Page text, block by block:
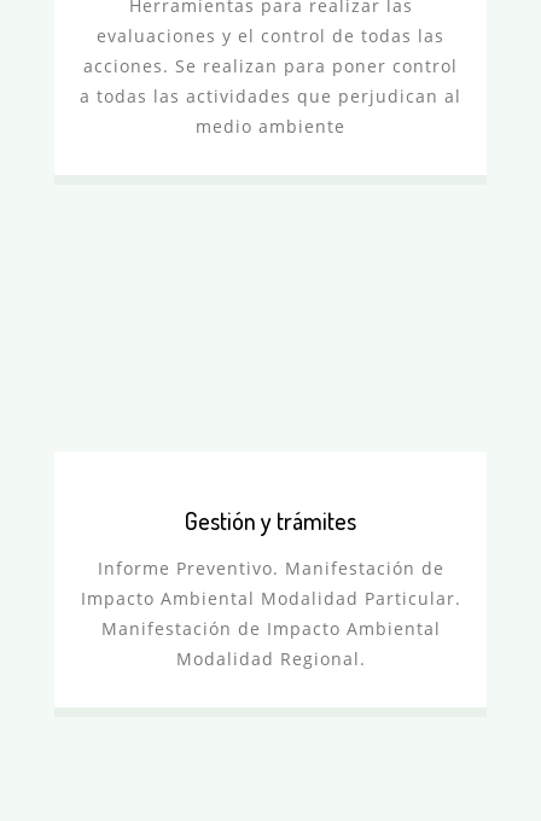
Herramientas para realizar las
evaluaciones y el control de todas las
acciones. Se realizan para poner control
a todas las actividades que perjudican al
medio ambiente
Gestión y trámites
Informe Preventivo. Manifestación de
Impacto Ambiental Modalidad Particular.
Manifestación de Impacto Ambiental
Modalidad Regional.